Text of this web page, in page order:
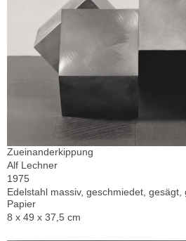
Zueinanderkippung
Alf Lechner
1975
Edelstahl massiv, geschmiedet,
Papier
8 x 49 x 37,5 cm